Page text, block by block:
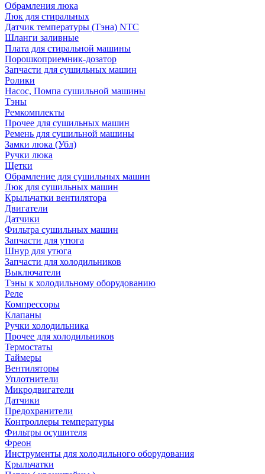
Обрамления люка
Люк для стиральных
Датчик температуры (Тэна) NTC
Шланги заливные
Плата для стиральной машины
Порошкоприемник-дозатор
Запчасти для сушильных машин
Ролики
Насос, Помпа сушильной машины
Тэны
Ремкомплекты
Прочее для сушильных машин
Ремень для сушильной машины
Замки люка (Убл)
Ручки люка
Щетки
Обрамление для сушильных машин
Люк для сушильных машин
Крыльчатки вентилятора
Двигатели
Датчики
Фильтра сушильных машин
Запчасти для утюга
Шнур для утюга
Запчасти для холодильников
Выключатели
Тэны к холодильному оборудованию
Реле
Компрессоры
Клапаны
Ручки холодильника
Прочее для холодильников
Термостаты
Таймеры
Вентиляторы
Уплотнители
Микродвигатели
Датчики
Предохранители
Контроллеры температуры
Фильтры осушителя
Фреон
Инструменты для холодильного оборудования
Крыльчатки